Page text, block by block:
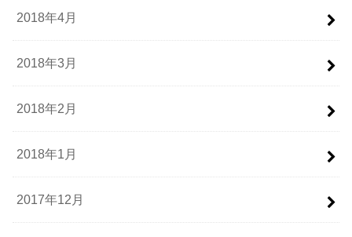
2018年4月
2018年3月
2018年2月
2018年1月
2017年12月